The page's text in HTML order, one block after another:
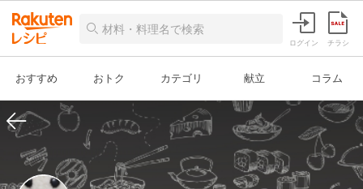
ログイン チラシ
おすすめ おトク カテゴリ 献立 コラム